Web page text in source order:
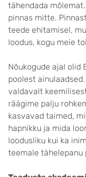
tähendada
pinnas mitte.
teede ehitamisel,
loodus, kogu meie
Nõukogude ajal olid
poolest
valdavalt
räägime palju
kasvavad taimed,
hapnikku ja mida
loodusliku kui ka
teemale tähelepanu